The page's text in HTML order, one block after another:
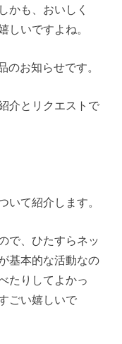
かも、おいしく
しいですよね。
のお知らせです。
介とリクエストで
いて紹介します。
で、ひたすらネッ
基本的な活動なの
たりしてよかっ
ごい嬉しいで